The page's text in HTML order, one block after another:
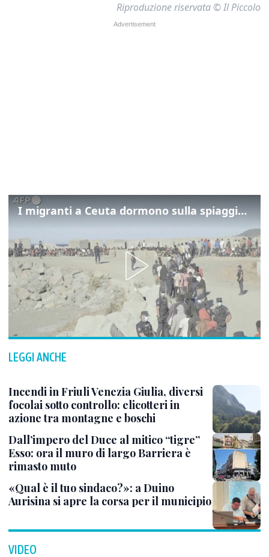
Riproduzione riservata © Il Piccolo
I migranti a Ceuta dormono sulla spiaggia: "Vogliamo entrare in Europa"
LEGGI ANCHE
Incendi in Friuli Venezia Giulia, diversi
focolai sotto controllo: elicotteri in
azione tra montagne e boschi
Dall’impero del Duce al mitico “tigre”
Esso: ora il muro di largo Barriera è
rimasto muto
«Qual è il tuo sindaco?»: a Duino
Aurisina si apre la corsa per il municipio
VIDEO